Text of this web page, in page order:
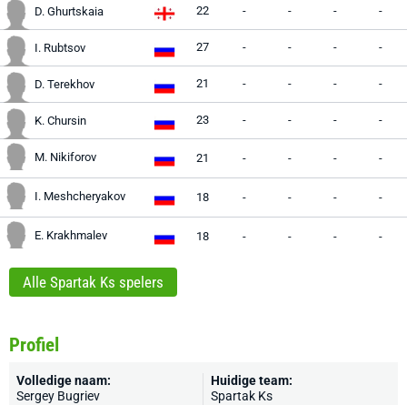
D. Ghurtskaia 22 - - - -
I. Rubtsov 27 - - - -
D. Terekhov 21 - - - -
K. Chursin 23 - - - -
M. Nikiforov 21 - - - -
I. Meshcheryakov 18 - - - -
E. Krakhmalev 18 - - - -
Alle Spartak Ks spelers
Profiel
Volledige naam:
Sergey Bugriev
Huidige team:
Spartak Ks